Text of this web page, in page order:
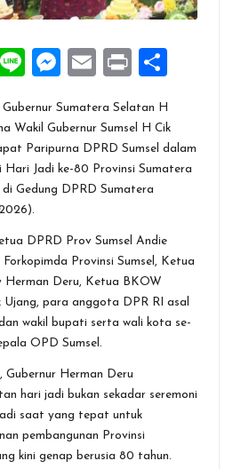
W
Li
e
M
se
n
g
E
ai
l
Pr
t
ar
e
Gubernur Sumatera Selatan H
Wakil Gubernur Sumsel H Cik
Paripurna DPRD Sumsel dalam
Hari Jadi ke-80 Provinsi Sumatera
Gedung DPRD Sumatera
DPRD Prov Sumsel Andie
Provinsi Sumsel, Ketua
Herman Deru, Ketua BKOW
Ujang, para anggota DPR RI asal
wakil bupati serta wali kota se-
OPD Sumsel.
Gubernur Herman Deru
hari jadi bukan sekadar seremoni
saat yang tepat untuk
pembangunan Provinsi
kini genap berusia 80 tahun.